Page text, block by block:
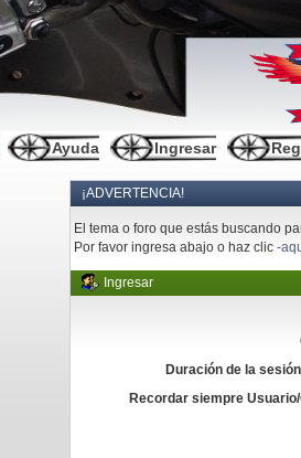
Ayuda Ingresar
¡ADVERTENCIA!
El tema o foro que estás buscando
Por favor ingresa abajo o haz clic-
Ingresar
Duración de la
Recordar siempre